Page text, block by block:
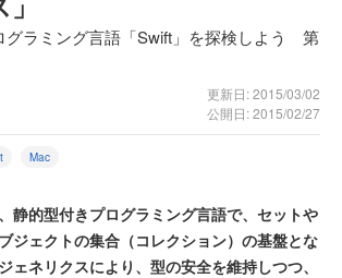
グラミング言語「Swift」を探検しよう 第
更新日: 2015/03/02
公開日: 2015/02/27
Mac
静的型付きプログラミング言語で、セットや
ジェクトの集合（コレクション）の基盤とな
ェネリクスにより、型の安全を維持しつつ、